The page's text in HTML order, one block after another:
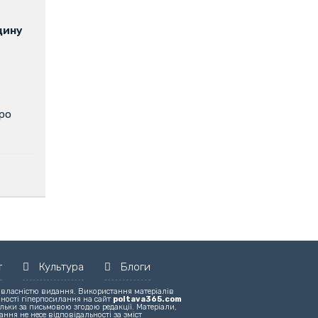
Культура Блоги
видання. Використання матеріалів
гіперпосилання на сайт poltava365.com
за письмовою згодою редакції. Матеріали,
не несе відповідальності за зміст